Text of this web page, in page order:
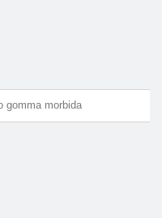
gomma morbida